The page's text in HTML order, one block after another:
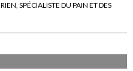
SPÉCIALISTE DU PAIN ET DES